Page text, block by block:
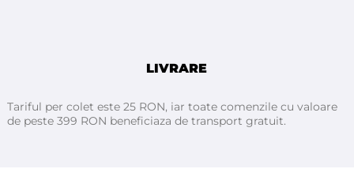
LIVRARE
Tariful per colet este 25 RON, iar toate comenzile cu valoare
de peste 399 RON beneficiaza de transport gratuit.